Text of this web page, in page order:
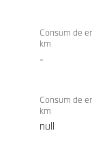
Consum de
km
-
Consum de
km
null